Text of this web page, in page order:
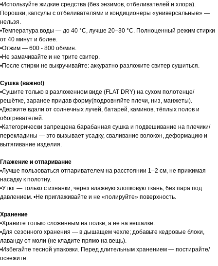
•Используйте жидкие средства (без энзимов, отбеливателей и хлора).
Порошки, капсулы с отбеливателями и кондиционеры «универсальные» —
нельзя.
•Температура воды — до 40 °C, лучше 20–30 °C. Полноценный режим стирки
от 40 минут и более.
•Отжим — 600 - 800 об/мин.
•Не замачивайте и не трите свитер.
•После стирки не выкручивайте: аккуратно разложите свитер сушиться.
Сушка (важно!)
•Сушите только в разложенном виде (FLAT DRY) на сухом полотенце/
решётке, заранее придав форму(подровняйте плечи, низ, манжеты).
•Держите вдали от солнечных лучей, батарей, каминов, тёплых полов и
обогревателей.
•Категорически запрещена барабанная сушка и подвешивание на плечики/
перекладины — это вызывает усадку, сваливание волокон, деформацию и
вытягивание изделия.
Глажение и отпаривание
•Лучше пользоваться отпаривателем на расстоянии 1–2 см, не прижимая
насадку к полотну.
•Утюг — только с изнанки, через влажную хлопковую ткань, без пара под
давлением. •Не приглаживайте и не «полируйте» поверхность.
Хранение
•Храните только сложенным на полке, а не на вешалке.
•Для сезонного хранения — в дышащем чехле; добавьте кедровые блоки,
лаванду от моли (не кладите прямо на вещь).
•Избегайте тесной упаковки. Перед длительным хранением — постирайте/
освежите.